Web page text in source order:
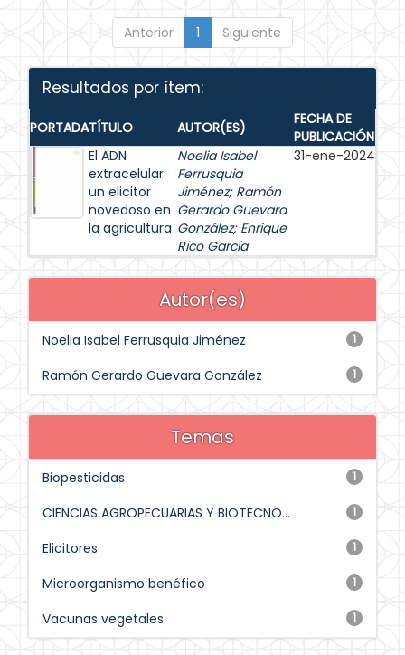
Anterior 1 Siguiente
Resultados por ítem:
PORTADATÍTULO AUTOR(ES)
FECHA DE
PUBLICACIÓN
El ADN
extracelular:
un elicitor
novedoso en
la agricultura
Noelia Isabel
Ferrusquia
Jiménez; Ramón
Gerardo Guevara
González; Enrique
Rico García
31-ene-2024
Autor(es)
1
Noelia Isabel Ferrusquia Jiménez
1
Ramón Gerardo Guevara González
Temas
1
Biopesticidas
1
CIENCIAS AGROPECUARIAS Y BIOTECNO...
1
Elicitores
1
Microorganismo benéfico
1
Vacunas vegetales